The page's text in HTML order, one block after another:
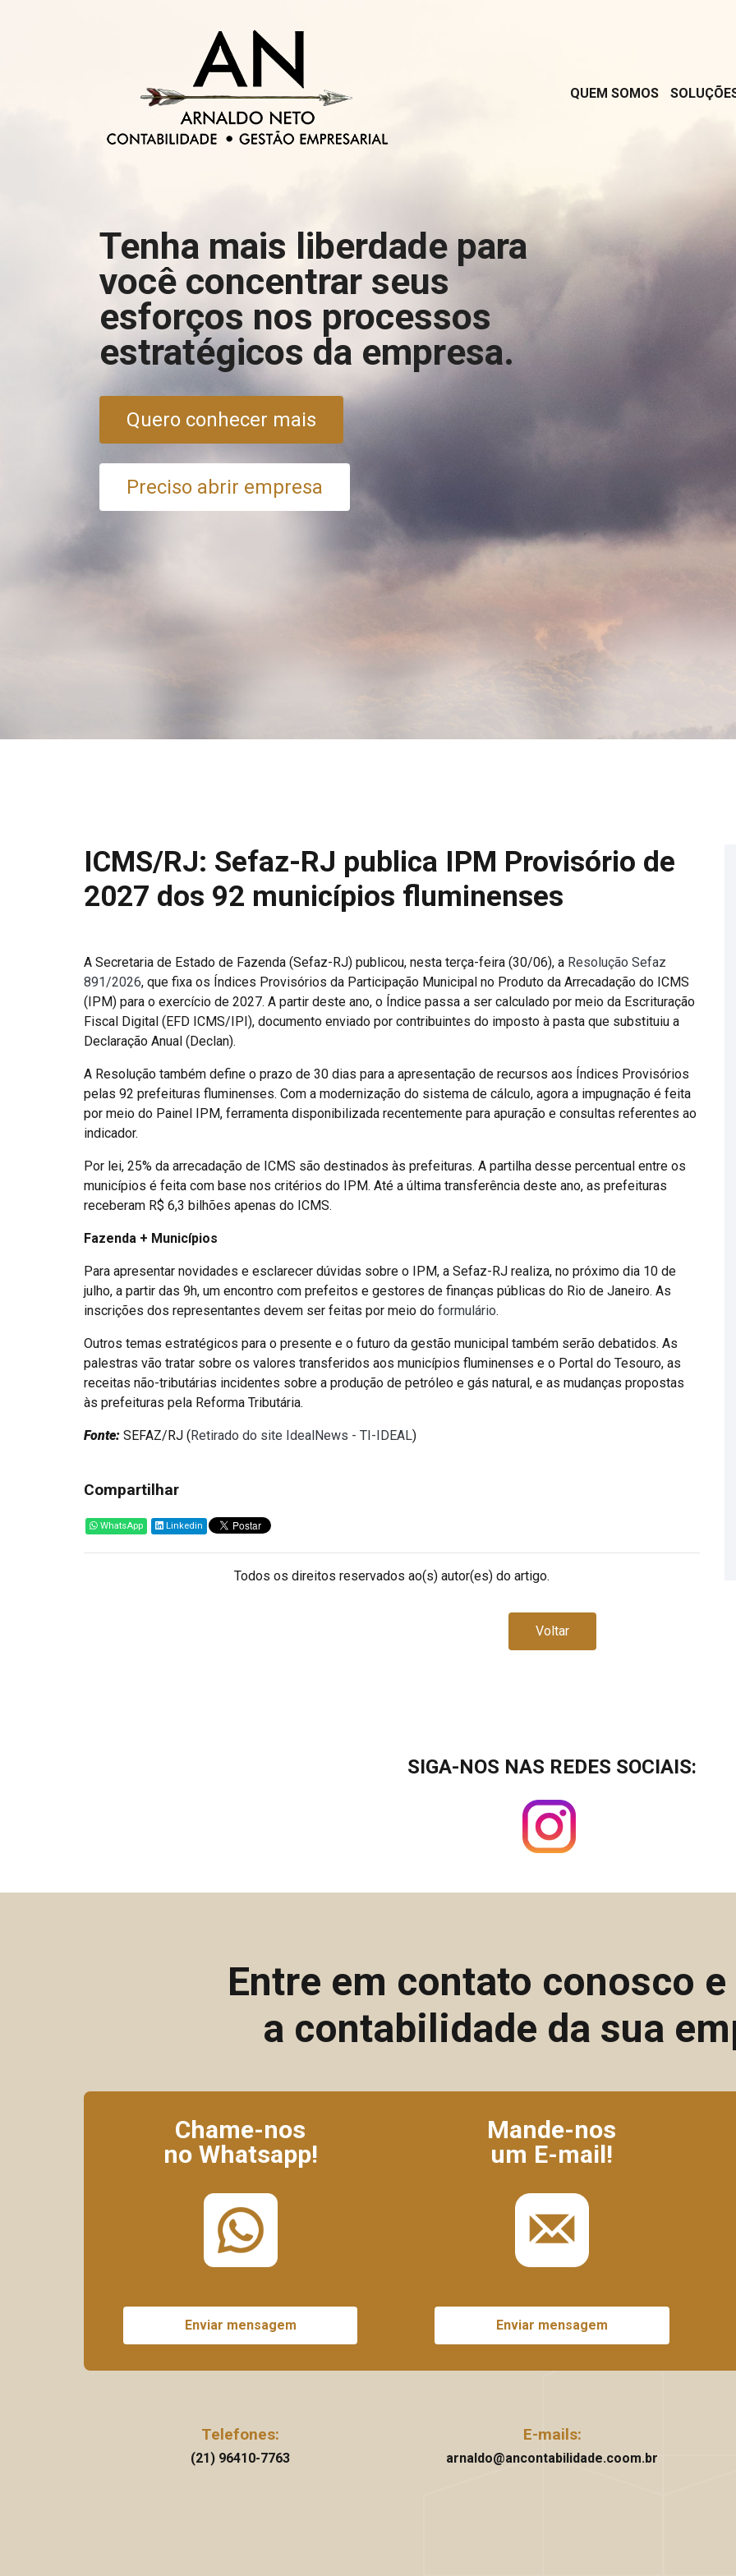
QUEM SOMOS
Tenha mais liberdade para
você concentrar seus
esforços nos processos
estratégicos da empresa.
Quero conhecer mais
Preciso abrir empresa
ICMS/RJ: Sefaz-RJ publica IPM Provisório de
2027 dos 92 municípios fluminenses
A Secretaria de Estado de Fazenda (Sefaz-RJ) publicou, nesta terça-feira (30/06), a Resolução Sefaz
891/2026, que fixa os Índices Provisórios da Participação Municipal no Produto da Arrecadação do ICMS
(IPM) para o exercício de 2027. A partir deste ano, o Índice passa a ser calculado por meio da Escrituração
Fiscal Digital (EFD ICMS/IPI), documento enviado por contribuintes do imposto à pasta que substituiu a
Declaração Anual (Declan).
A Resolução também define o prazo de 30 dias para a apresentação de recursos aos Índices Provisórios
pelas 92 prefeituras fluminenses. Com a modernização do sistema de cálculo, agora a impugnação é feita
por meio do Painel IPM, ferramenta disponibilizada recentemente para apuração e consultas referentes ao
indicador.
Por lei, 25% da arrecadação de ICMS são destinados às prefeituras. A partilha desse percentual entre os
municípios é feita com base nos critérios do IPM. Até a última transferência deste ano, as prefeituras
receberam R$ 6,3 bilhões apenas do ICMS.
Fazenda + Municípios
Para apresentar novidades e esclarecer dúvidas sobre o IPM, a Sefaz-RJ realiza, no próximo dia 10 de
julho, a partir das 9h, um encontro com prefeitos e gestores de finanças públicas do Rio de Janeiro. As
inscrições dos representantes devem ser feitas por meio do formulário.
Outros temas estratégicos para o presente e o futuro da gestão municipal também serão debatidos. As
palestras vão tratar sobre os valores transferidos aos municípios fluminenses e o Portal do Tesouro, as
receitas não-tributárias incidentes sobre a produção de petróleo e gás natural, e as mudanças propostas
às prefeituras pela Reforma Tributária.
Fonte: SEFAZ/RJ (Retirado do site IdealNews - TI-IDEAL)
Compartilhar
WhatsApp Linkedin
Todos os direitos reservados ao(s) autor(es) do artigo.
Voltar
SIGA-NOS NAS REDES SOCIAIS:
Entre em contato conosco
a contabilidade da sua
Chame-nos
no Whatsapp!
Enviar mensagem
Mande-nos
um E-mail!
Enviar mensagem
Telefones:
(21) 96410-7763
E-mails:
arnaldo@ancontabilidade.coom.br